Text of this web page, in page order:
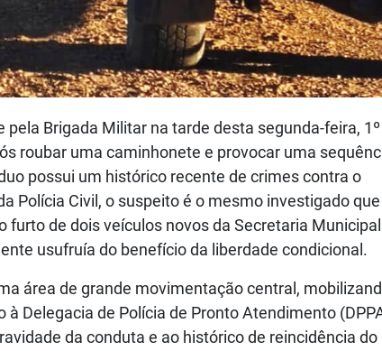
Brigada Militar na tarde desta segunda-feira,
roubar uma caminhonete e provocar uma
possui um histórico recente de crimes contra o
Polícia Civil, o suspeito é o mesmo investigado
furto de dois veículos novos da Secretaria
usufruía do benefício da liberdade condicional.
área de grande movimentação central,
Delegacia de Polícia de Pronto Atendimento
da conduta e ao histórico de reincidência do